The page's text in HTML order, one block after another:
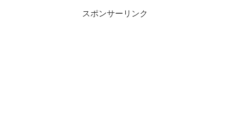
スポンサーリンク